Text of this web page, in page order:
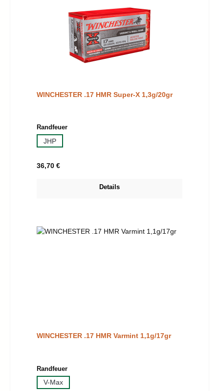
WINCHESTER .17 HMR Super-X 1,3g/20gr
Randfeuerauswählen
JHP
Regulärer Preis:
36,70 €
Details
WINCHESTER .17 HMR Varmint 1,1g/17gr
Randfeuerauswählen
V-Max